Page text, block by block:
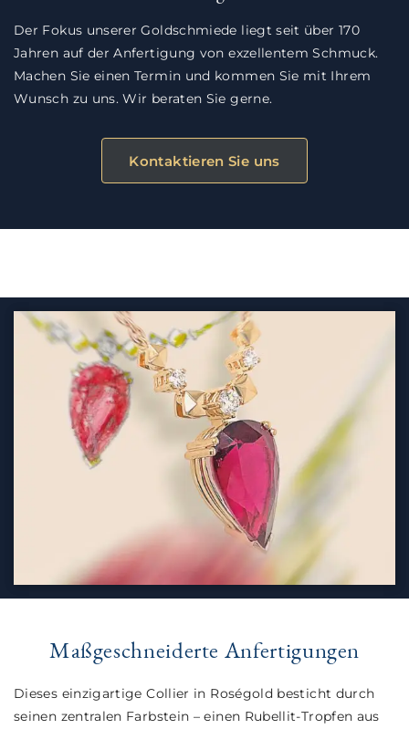
Der Fokus unserer Goldschmiede liegt seit über 170
Jahren auf der Anfertigung von exzellentem Schmuck.
Machen Sie einen Termin und kommen Sie mit Ihrem
Wunsch zu uns. Wir beraten Sie gerne.
Kontaktieren Sie uns
Maßgeschneiderte Anfertigungen
Dieses einzigartige Collier in Roségold besticht durch
seinen zentralen Farbstein – einen Rubellit-Tropfen aus